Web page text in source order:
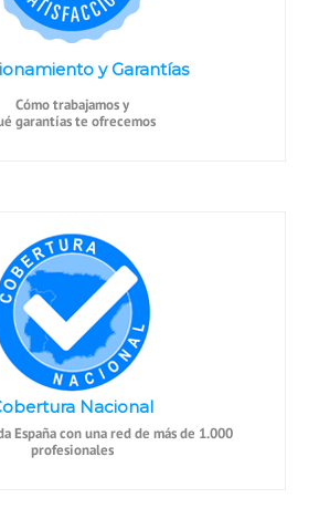
y Garantías
Cómo trabajamos y
garantías te ofrecemos
Nacional
España con una red de más de 1.000
profesionales